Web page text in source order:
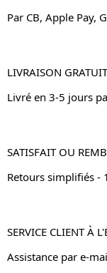
Par CB, Apple Pay,
LIVRAISON
Livré en 3-5 jours
SATISFAIT OU
Retours simplifiés -
SERVICE CLIENT À
Assistance par e-